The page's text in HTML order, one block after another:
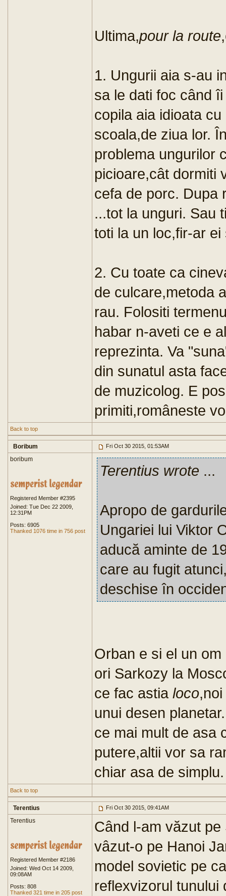
Ultima,pour la route
1. Ungurii aia s-au
sa le dati foc când
copila aia idioata
scoala,de ziua lor.
problema ungurilor
picioare,cât dormiti
cefa de porc. Dupa
...tot la unguri. Sau
toti la un loc,fir-ar
2. Cu toate ca
de culcare,metoda
rau. Folositi
habar n-aveti ce e
reprezinta. Va
din sunatul asta
de muzicolog. E
primiti,româneste
Back to top
Boribum Fri Oct 30 2015, 01:53AM
boribum
Registered Member #2395
Joined: Tue Dec 22 2009,
12:31PM
Posts: 6905
Thanked 1076 time in 756 post
Terentius wrote ...
Apropo de
Ungariei lui Viktor
aducă aminte de
care au fugit
deschise în
Orban e si el un
ori Sarkozy la
ce fac astia loco
unui desen
ce mai mult de asa
putere,altii vor sa
chiar asa de
Back to top
Terentius Fri Oct 30 2015, 09:41AM
Terentius
Registered Member #2186
Joined: Wed Oct 14 2009,
09:08AM
Posts: 808
Thanked 321 time in 205 post
Când l-am văzut
vâzut-o pe Hanoi
model sovietic pe
reflexvizorul tunului